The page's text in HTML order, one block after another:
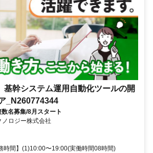
基幹システム運用自動化ツールの開
_N260774344
名募集/8月スタート
ロジー株式会社
時間】(1)10:00〜19:00(実働時間08時間)